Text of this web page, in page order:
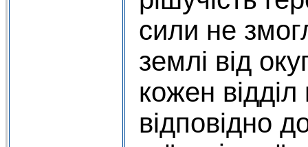
сили не
землі від
кожен відділ
відповідно